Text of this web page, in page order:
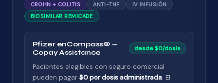
CROHN + COLITIS ANTI-TNF
IV INFUSIÓN
BIOSIMILAR REMICADE
Pfizer enCompass® —
Copay Assistance
desde $0/dosis
Pacientes elegibles con seguro comercial
pueden pagar $0 por dosis administrada. El